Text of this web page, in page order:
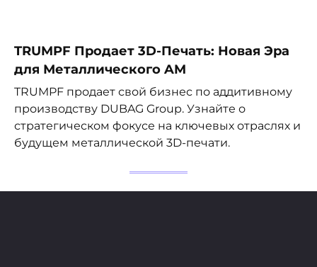
TRUMPF Продает 3D-Печать: Новая Эра
для Металлического AM
TRUMPF продает свой бизнес по аддитивному
производству DUBAG Group. Узнайте о
стратегическом фокусе на ключевых отраслях и
будущем металлической 3D-печати.